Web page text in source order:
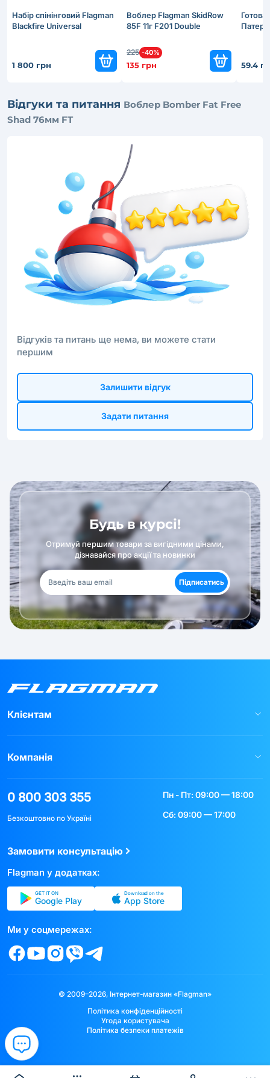
Набір спінінговий Flagman
Blackfire Universal
1 800 грн
Воблер Flagman SkidRow
85F 11г F201 Double
225 -40%
135 грн
Готова
59.4
Відгуки та питання Воблер Bomber Fat Free
Shad 76мм FT
Відгуків та питань ще нема, ви можете стати
першим
Залишити відгук
Задати питання
Будь в курсі!
Отримуй першим товари за вигідними цінами,
дізнавайся про акції та новинки
Підписатись
Клієнтам
Компанія
0 800 303 355
Безкоштовно по Україні
Пн - Пт: 09:00 — 18:00
Сб: 09:00 — 17:00
Замовити консультацію
Flagman у додатках:
GET IT ON
Google Play
Download on the
App Store
Ми у соцмережах:
© 2009–2026, Інтернет-магазин «Flagman»
Політика конфіденційності
Угода користувача
Політика безпеки платежів